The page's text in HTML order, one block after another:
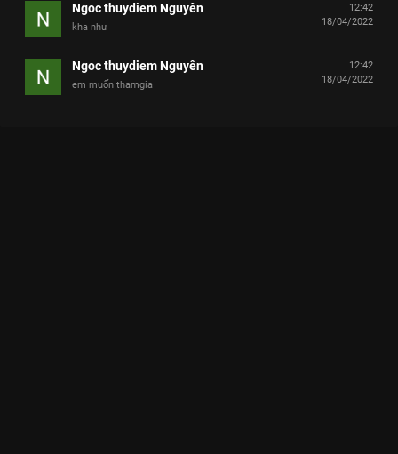
Ngoc thuydiem Nguyên
kha như
12:42
18/04/2022
Ngoc thuydiem Nguyên
em muốn thamgia
12:42
18/04/2022